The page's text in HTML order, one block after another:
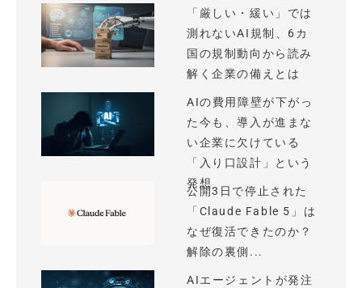
「厳しい・緩い」では
測れないAI規制、6カ
国の規制動向から読み
解く企業の備えとは
AIの費用障壁が下がっ
た今も、導入が進まな
い企業に欠けている
「入り口設計」という
発想
公開3日で停止された
「Claude Fable 5」は
なぜ復活できたのか？
解除の裏側...
AIエージェントが発注